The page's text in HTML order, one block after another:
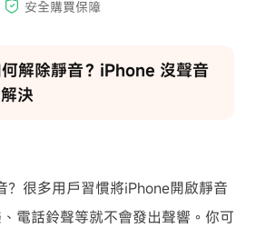
解除靜音？iPhone 沒聲音
決
？很多用戶習慣將iPhone開啟靜音
電話鈴聲等就不會發出聲響。你可